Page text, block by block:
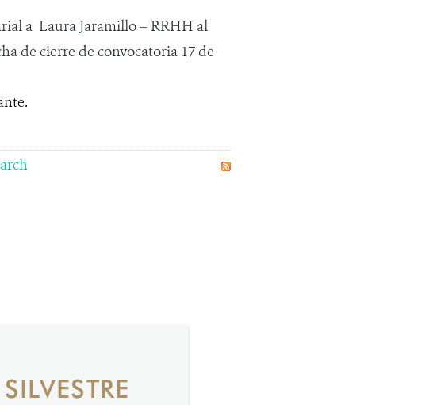
a Laura Jaramillo – RRHH al
de cierre de convocatoria 17 de